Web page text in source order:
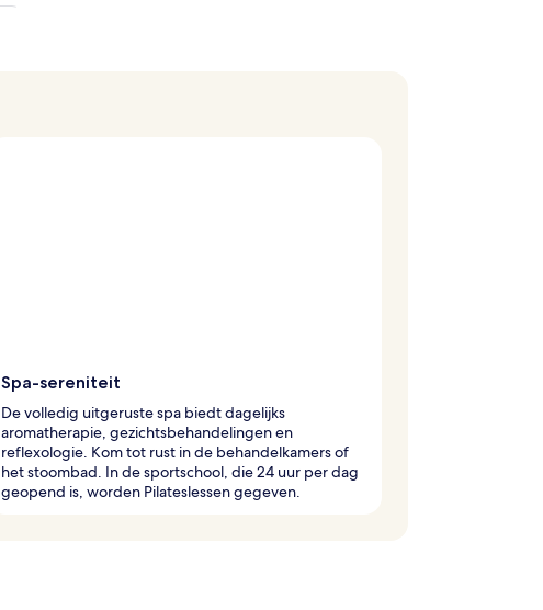
Spa-sereniteit
De volledig uitgeruste spa biedt dagelijks
aromatherapie, gezichtsbehandelingen en
reflexologie. Kom tot rust in de behandelkamers of
het stoombad. In de sportschool, die 24 uur per dag
geopend is, worden Pilateslessen gegeven.